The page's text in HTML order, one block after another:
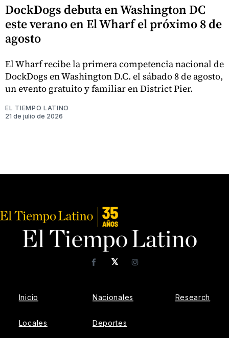
DockDogs debuta en Washington DC
este verano en El Wharf el próximo 8 de
agosto
El Wharf recibe la primera competencia nacional de
DockDogs en Washington D.C. el sábado 8 de agosto,
un evento gratuito y familiar en District Pier.
EL TIEMPO LATINO
21 de julio de 2026
𝕏
FacebookInstagram
Inicio
Locales
Nacionales
Deportes
Research